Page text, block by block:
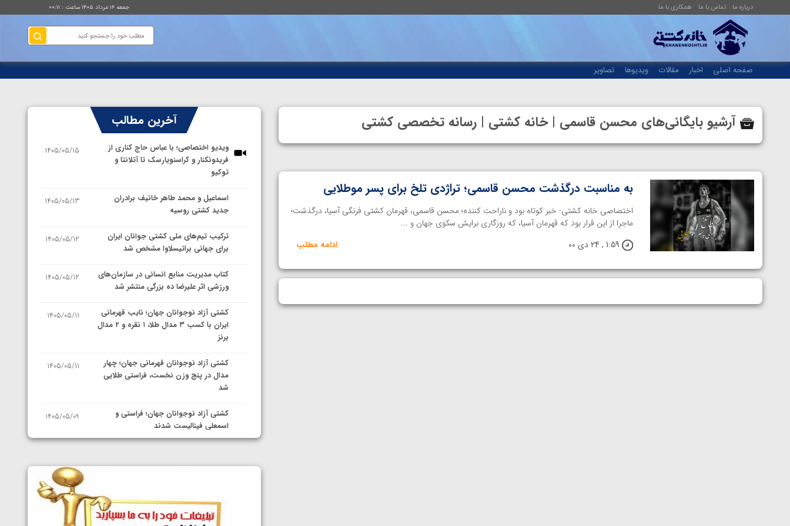
درباره ما تماس با ما همکاری با ما جمعه ۱۶ مرداد ۱۴۰۵ ساعت : ۰۰:۱۱
صفحه اصلی اخبار مقالات ویدیوها تصاویر
آرشیو بایگانی‌های محسن قاسمی | خانه کشتی | رسانه تخصصی کشتی
به مناسبت درگذشت محسن قاسمی؛ تراژدی تلخ برای پسر موطلایی
اختصاصی خانه کشتی- خبر کوتاه بود و ناراحت کننده؛ محسن قاسمی، قهرمان کشتی فرنگی آسیا، درگذشت؛
ماجرا از این قرار بود که قهرمان آسیا، که روزگاری برایش سکوی جهان و ...
1:59 , 24 دی 00
ادامه مطلب
آخرین مطالب
ویدیو اختصاصی؛ با عباس حاج کناری از
فریدونکنار و کراسنویارسک تا آتلانتا و
توکیو
1405/05/15
اسماعیل و محمد طاهر خانیف برادران
جدید کشتی روسیه
1405/05/13
ترکیب تیم‌های ملی کشتی جوانان ایران
برای جهانی براتیسلاوا مشخص شد
1405/05/12
کتاب مدیریت منابع انسانی در سازمان‌های
ورزشی اثر علیرضا ده بزرگی منتشر شد
1405/05/12
کشتی آزاد نوجوانان جهان؛ نایب قهرمانی
ایران با کسب ۳ مدال طلا، ۱ نقره و ۲ مدال
برنز
1405/05/11
کشتی آزاد نوجوانان قهرمانی جهان؛ چهار
مدال در پنج وزن نخست، فراستی طلایی
شد
1405/05/11
کشتی آزاد نوجوانان جهان؛ فراستی و
اسمعلی فینالیست شدند
1405/05/09
نمایندگان ایران مشخص شدند
سوم برای ایران
1405/05/07